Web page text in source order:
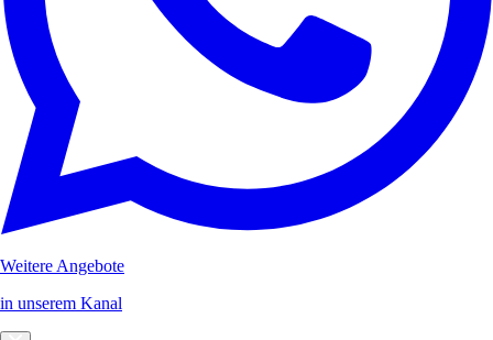
Weitere Angebote
in unserem Kanal